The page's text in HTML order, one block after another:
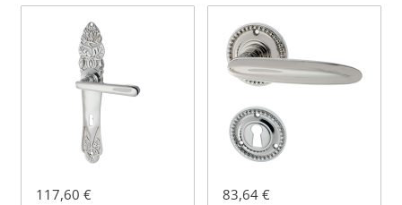
117,60 €
83,64 €